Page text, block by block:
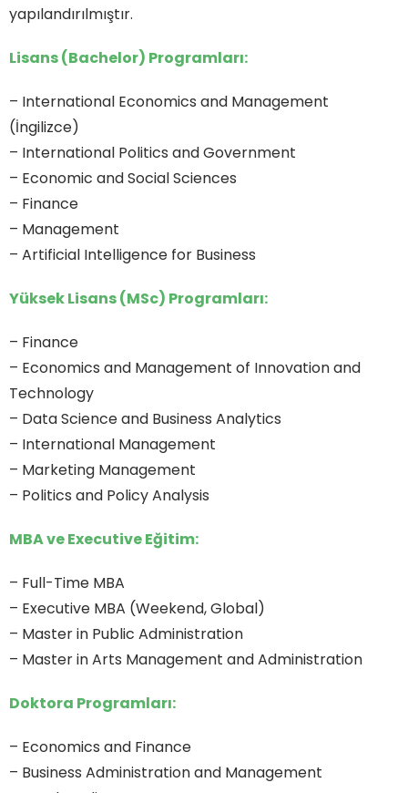
yapılandırılmıştır.
Lisans (Bachelor) Programları:
– International Economics and Management
(İngilizce)
– International Politics and Government
– Economic and Social Sciences
– Finance
– Management
– Artificial Intelligence for Business
Yüksek Lisans (MSc) Programları:
– Finance
– Economics and Management of Innovation and
Technology
– Data Science and Business Analytics
– International Management
– Marketing Management
– Politics and Policy Analysis
MBA ve Executive Eğitim:
– Full-Time MBA
– Executive MBA (Weekend, Global)
– Master in Public Administration
– Master in Arts Management and Administration
Doktora Programları:
– Economics and Finance
– Business Administration and Management